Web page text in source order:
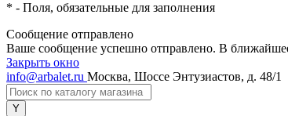
* - Поля, обязательные для заполнения
Сообщение отправлено
Ваше сообщение успешно отправлено. В
Закрыть окно
info@arbalet.ru Москва, Шоссе Энтузиастов, д. 48/1